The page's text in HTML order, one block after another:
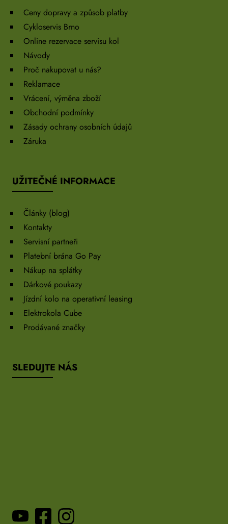
Ceny dopravy a způsob platby
Cykloservis Brno
Online rezervace servisu kol
Návody
Proč nakupovat u nás?
Reklamace
Vrácení, výměna zboží
Obchodní podmínky
Zásady ochrany osobních údajů
Záruka
UŽITEČNÉ INFORMACE
Články (blog)
Kontakty
Servisní partneři
Platební brána Go Pay
Nákup na splátky
Dárkové poukazy
Jízdní kolo na operativní leasing
Elektrokola Cube
Prodávané značky
SLEDUJTE NÁS